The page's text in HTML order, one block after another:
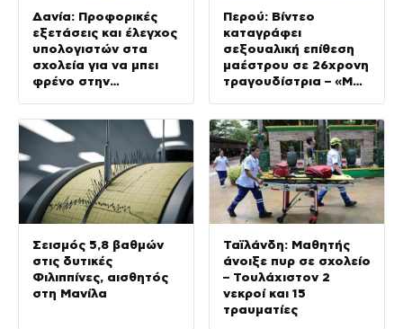
Δανία: Προφορικές
εξετάσεις και έλεγχος
υπολογιστών στα
σχολεία για να μπει
φρένο στην
Περού: Βίντεο
καταγράφει
σεξουαλική επίθεση
μαέστρου σε 26χρονη
τραγουδίστρια – «Μου
Σεισμός 5,8 βαθμών
στις δυτικές
Φιλιππίνες, αισθητός
στη Μανίλα
Ταϊλάνδη: Μαθητής
άνοιξε πυρ σε σχολείο
– Τουλάχιστον 2
νεκροί και 15
τραυματίες